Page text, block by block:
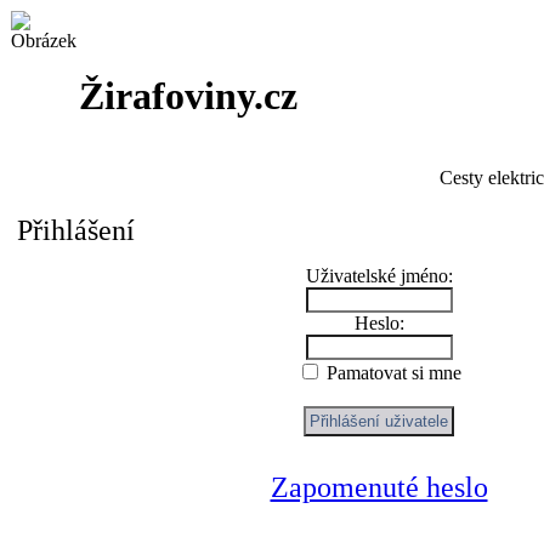
Žirafoviny.cz
Cesty
Přihlášení
Uživatelské jméno:
Heslo:
Pamatovat si mne
Zapomenuté heslo